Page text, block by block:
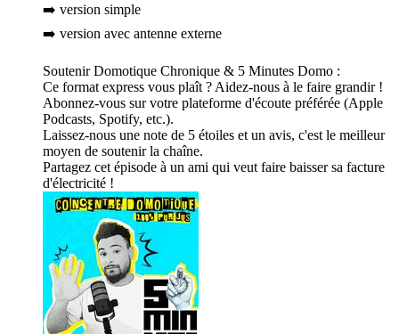
➡️ version simple
➡️ version avec antenne externe
Soutenir Domotique Chronique & 5 Minutes Domo :
Ce format express vous plaît ? Aidez-nous à le faire grandir !
Abonnez-vous sur votre plateforme d'écoute préférée (Apple
Podcasts, Spotify, etc.).
Laissez-nous une note de 5 étoiles et un avis, c'est le meilleur
moyen de soutenir la chaîne.
Partagez cet épisode à un ami qui veut faire baisser sa facture
d'électricité !